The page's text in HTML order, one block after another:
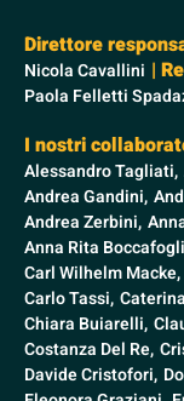
Direttore
Nicola Cavallini |
Paola Felletti
I nostri
Alessandro Tagliati,
Andrea Gandini,
Andrea Zerbini,
Anna Rita
Carl Wilhelm Macke,
Carlo Tassi,
Chiara Buiarelli,
Costanza Del Re,
Davide Cristofori,